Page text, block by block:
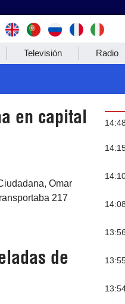
Televisión Radio
en capital
Omar
217
de
14:48
14:08
13:56